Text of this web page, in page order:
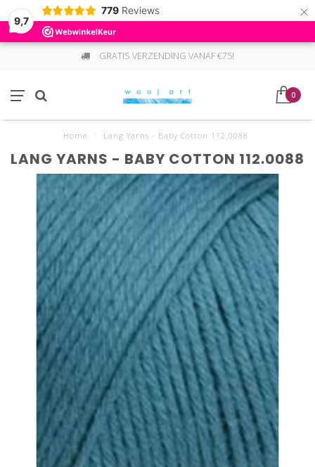
9,7
779 Reviews ×
GRATIS VERZENDING VANAF €75!
0
Home Lang Yarns - Baby Cotton 112.0088
LANG YARNS - BABY COTTON 112.0088